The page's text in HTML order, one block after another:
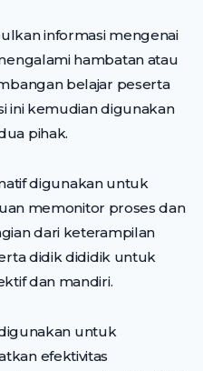
informasi mengenai
hambatan atau
belajar peserta
ini kemudian digunakan
pihak.
digunakan untuk
memonitor proses dan
dari keterampilan
didik dididik untuk
dan mandiri.
untuk
efektivitas